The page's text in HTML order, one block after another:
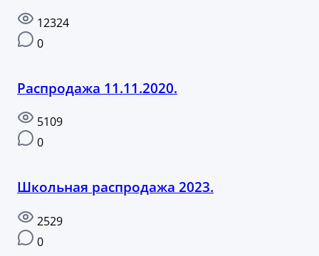
12324
0
Распродажа 11.11.2020.
5109
0
Школьная распродажа 2023.
2529
0